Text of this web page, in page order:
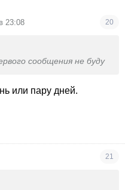
23:08 20
сообщения не буду
или пару дней.
21